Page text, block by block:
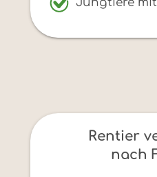
Rentier
nach